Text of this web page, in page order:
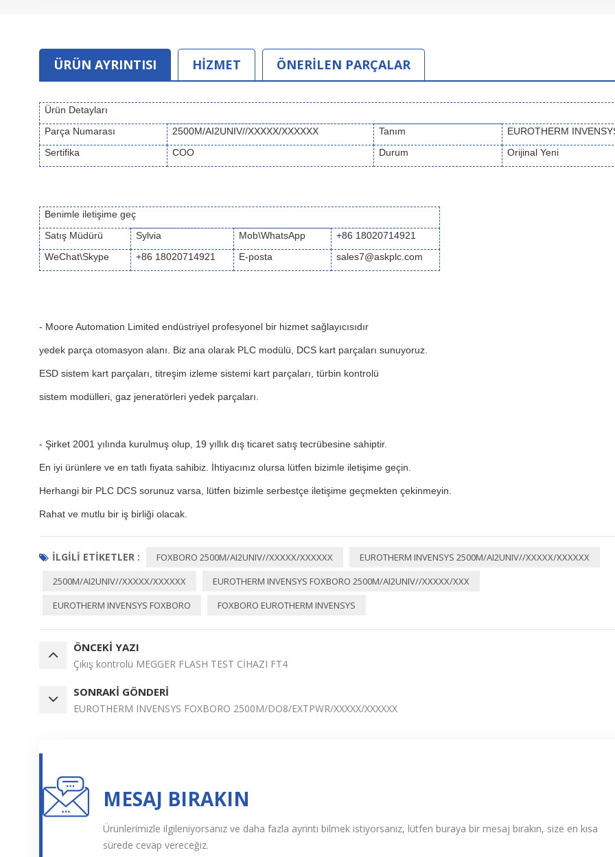
ÜRÜN AYRINTISI HİZMET ÖNERİLEN PARÇALAR
Ürün Detayları
Parça Numarası
2500M/AI2UNIV//XXXXX/XXXXXX Tanım
EUROTHERM
Sertifika
COO Durum Orijinal Yeni
Benimle iletişime geç
Satış Müdürü
Sylvia Mob\WhatsApp
+86 18020714921
WeChat\Skype
+86 18020714921 E-posta sales7@askplc.com
- Moore Automation Limited endüstriyel profesyonel bir hizmet sağlayıcısıdır
yedek parça otomasyon alanı. Biz ana olarak PLC modülü, DCS kart parçaları sunuyoruz.
ESD sistem kart parçaları, titreşim izleme sistemi kart parçaları, türbin kontrolü
sistem modülleri, gaz jeneratörleri yedek parçaları.
- Şirket 2001 yılında kurulmuş olup, 19 yıllık dış ticaret satış tecrübesine sahiptir.
En iyi ürünlere ve en tatlı fiyata sahibiz. İhtiyacınız olursa lütfen bizimle iletişime geçin.
Herhangi bir PLC DCS sorunuz varsa, lütfen bizimle serbestçe iletişime geçmekten çekinmeyin.
Rahat ve mutlu bir iş birliği olacak.
İLGILI ETIKETLER : FOXBORO 2500M/AI2UNIV//XXXXX/XXXXXX
EUROTHERM INVENSYS 2500M/AI2UNIV//XXXXX/XXXXXX
2500M/AI2UNIV//XXXXX/XXXXXX
EUROTHERM INVENSYS FOXBORO 2500M/AI2UNIV//XXXXX/XXX
EUROTHERM INVENSYS FOXBORO
FOXBORO EUROTHERM INVENSYS
ÖNCEKI YAZI
Çıkış kontrolü MEGGER FLASH TEST CİHAZI FT4
SONRAKI GÖNDERI
EUROTHERM INVENSYS FOXBORO 2500M/DO8/EXTPWR/XXXXX/XXXXXX
MESAJ BIRAKIN
Ürünlerimizle ilgileniyorsanız ve daha fazla ayrıntı bilmek istiyorsanız, lütfen buraya bir mesaj bırakın, size en kısa
sürede cevap vereceğiz.